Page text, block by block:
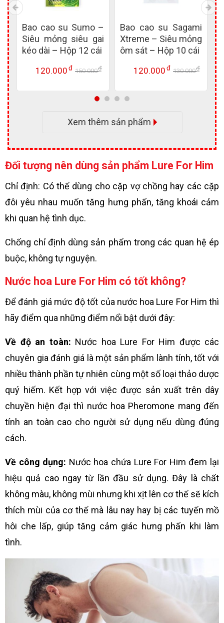
Giá
gốc
là:
310.000 ₫.
Giá
hiện
tại
là:
270.000 ₫.
Bao cao su Sumo –
Siêu mỏng siêu gai
kéo dài – Hộp 12 cái
150.000₫
là:
150.000 ₫.
120.000₫
tại
là:
120.000 ₫.
Bao cao su Sagami
Xtreme – Siêu mỏng
ôm sát – Hộp 10 cái
130.000₫
là:
120.000₫
tại
Xem thêm sản phẩm
Đối tượng nên dùng sản phẩm Lure For Him
Chỉ định: Có thể dùng cho cặp vợ chồng hay các cặp
đôi yêu nhau muốn tăng hưng phấn, tăng khoái cảm
khi quan hệ tình dục.
Chống chỉ định dùng sản phẩm trong các quan hệ ép
buộc, không tự nguyện.
Nước hoa Lure For Him có tốt không?
Để đánh giá mức độ tốt của nước hoa Lure For Him thì
hãy điểm qua những điểm nổi bật dưới đây:
Về độ an toàn: Nước hoa Lure For Him được các
chuyên gia đánh giá là một sản phẩm lành tính, tốt với
nhiều thành phần tự nhiên cùng một số loại thảo dược
quý hiếm. Kết hợp với việc được sản xuất trên dây
chuyền hiện đại thì nước hoa Pheromone mang đến
tính an toàn cao cho người sử dụng nếu dùng đúng
cách.
Về công dụng: Nước hoa chứa Lure For Him đem lại
hiệu quả cao ngay từ lần đầu sử dụng. Đây là chất
không màu, không mùi nhưng khi xịt lên cơ thể sẽ kích
thích mùi của cơ thể mà lâu nay hay bị các tuyến mồ
hôi che lấp, giúp tăng cảm giác hưng phấn khi làm
tình.